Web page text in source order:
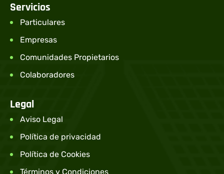
Servicios
Particulares
Empresas
Comunidades Propietarios
Colaboradores
Legal
Aviso Legal
Política de privacidad
Política de Cookies
Términos y Condiciones